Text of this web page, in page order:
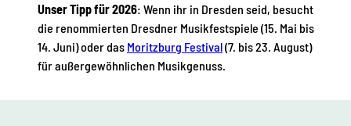
Unser Tipp für 2026: Wenn ihr in Dresden seid, besucht
die renommierten Dresdner Musikfestspiele (15. Mai bis
14. Juni) oder das Moritzburg Festival(7. bis 23. August)
für außergewöhnlichen Musikgenuss.